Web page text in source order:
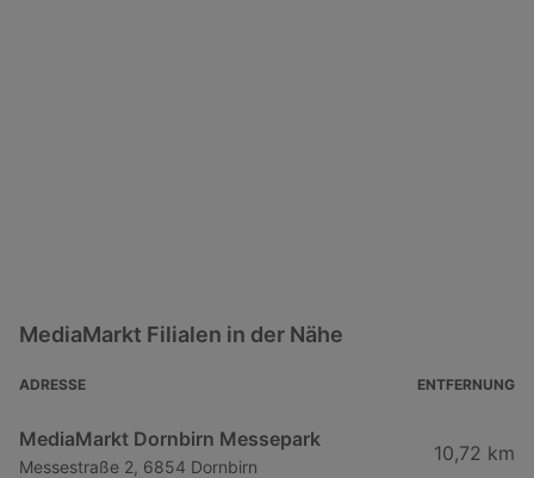
MediaMarkt Filialen in der Nähe
ADRESSE ENTFERNUNG
MediaMarkt Dornbirn Messepark
Messestraße 2, 6854 Dornbirn
10,72 km